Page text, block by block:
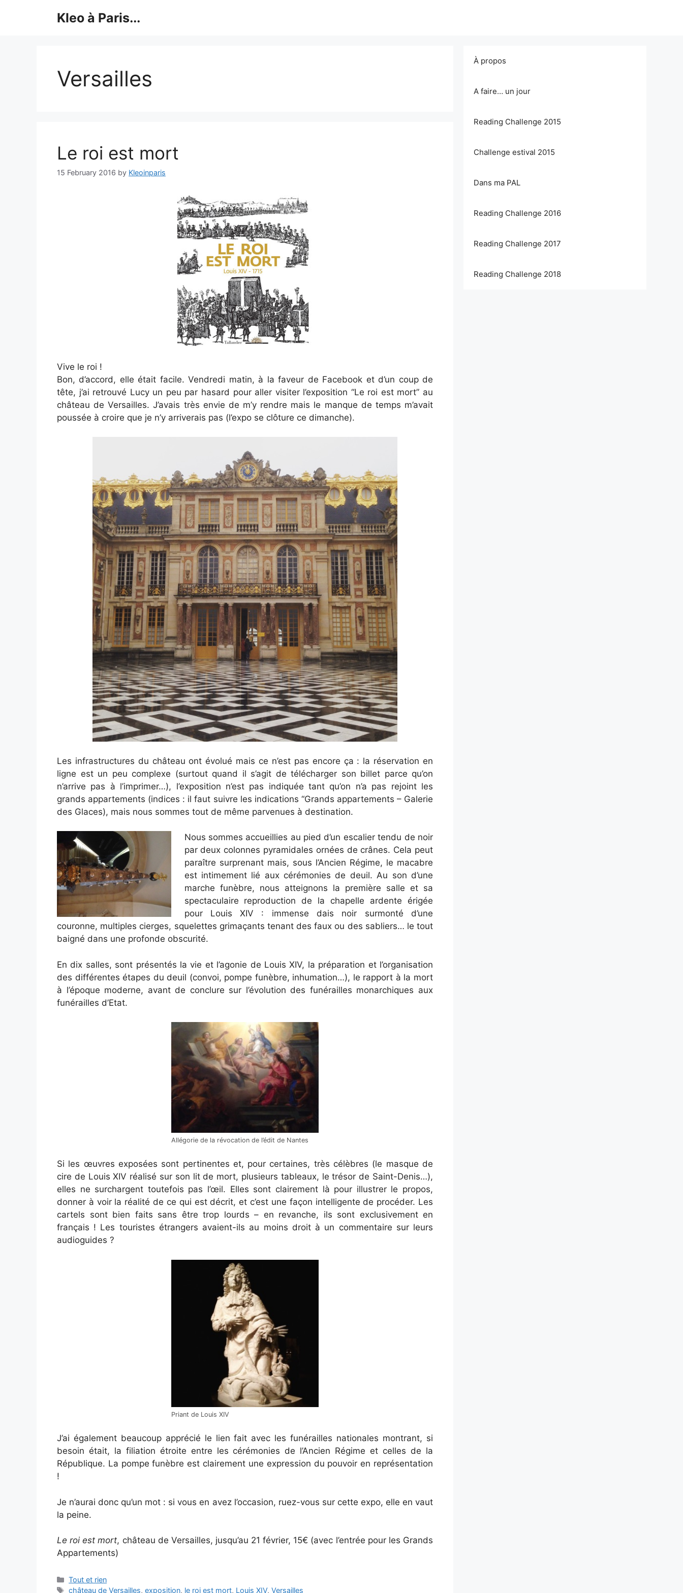
Kleo à Paris...
Versailles
Le roi est mort
15 February 2016 by Kleoinparis
Vive le roi !
Bon, d’accord, elle était facile. Vendredi matin, à la faveur de Facebook et d’un coup de
tête, j’ai retrouvé Lucy un peu par hasard pour aller visiter l’exposition “Le roi est mort” au
château de Versailles. J’avais très envie de m’y rendre mais le manque de temps m’avait
poussée à croire que je n’y arriverais pas (l’expo se clôture ce dimanche).
Les infrastructures du château ont évolué mais ce n’est pas encore ça : la réservation en
ligne est un peu complexe (surtout quand il s’agit de télécharger son billet parce qu’on
n’arrive pas à l’imprimer…), l’exposition n’est pas indiquée tant qu’on n’a pas rejoint les
grands appartements (indices : il faut suivre les indications “Grands appartements – Galerie
des Glaces), mais nous sommes tout de même parvenues à destination.
Nous sommes accueillies au pied d’un escalier tendu de noir
par deux colonnes pyramidales ornées de crânes. Cela peut
paraître surprenant mais, sous l’Ancien Régime, le macabre
est intimement lié aux cérémonies de deuil. Au son d’une
marche funèbre, nous atteignons la première salle et sa
spectaculaire reproduction de la chapelle ardente érigée
pour Louis XIV : immense dais noir surmonté d’une
couronne, multiples cierges, squelettes grimaçants tenant des faux ou des sabliers… le tout
baigné dans une profonde obscurité.
En dix salles, sont présentés la vie et l’agonie de Louis XIV, la préparation et l’organisation
des différentes étapes du deuil (convoi, pompe funèbre, inhumation…), le rapport à la mort
à l’époque moderne, avant de conclure sur l’évolution des funérailles monarchiques aux
funérailles d’Etat.
Allégorie de la révocation de l’édit de Nantes
Si les œuvres exposées sont pertinentes et, pour certaines, très célèbres (le masque de
cire de Louis XIV réalisé sur son lit de mort, plusieurs tableaux, le trésor de Saint-Denis…),
elles ne surchargent toutefois pas l’œil. Elles sont clairement là pour illustrer le propos,
donner à voir la réalité de ce qui est décrit, et c’est une façon intelligente de procéder. Les
cartels sont bien faits sans être trop lourds – en revanche, ils sont exclusivement en
français ! Les touristes étrangers avaient-ils au moins droit à un commentaire sur leurs
audioguides ?
Priant de Louis XIV
J’ai également beaucoup apprécié le lien fait avec les funérailles nationales montrant, si
besoin était, la filiation étroite entre les cérémonies de l’Ancien Régime et celles de la
République. La pompe funèbre est clairement une expression du pouvoir en représentation
!
Je n’aurai donc qu’un mot : si vous en avez l’occasion, ruez-vous sur cette expo, elle en vaut
la peine.
Le roi est mort, château de Versailles, jusqu’au 21 février, 15€ (avec l’entrée pour les Grands
Appartements)
Categories
Tout et rien
Tags
château de Versailles,exposition, le roi est mort, Louis XIV,Versailles
À propos
A faire… un jour
Reading Challenge 2015
Challenge estival 2015
Dans ma PAL
Reading Challenge 2016
Reading Challenge 2017
Reading Challenge 2018